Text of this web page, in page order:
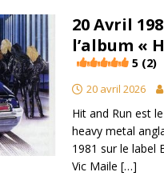
20 Avril
l’album «
5 (2)
20 avril 2026
Hit and Run est
heavy metal
1981 sur le label
Vic Maile […]